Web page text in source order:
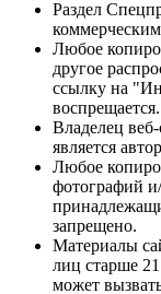
Раздел
Любое
другое
ссылку на
воспрещается.
Владелец
является
Любое
фотографий
запрещено.
Материалы
лиц старше
может